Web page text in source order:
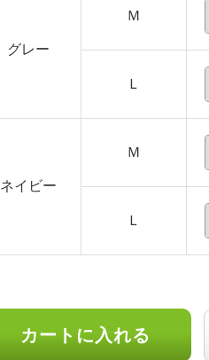
グレー
Ｍ
Ｌ
ネイビー
Ｍ
Ｌ
カートに入れる